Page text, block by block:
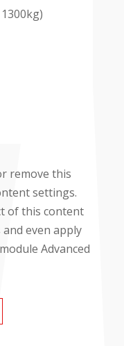
remove this
settings.
of this content
even apply
Advanced